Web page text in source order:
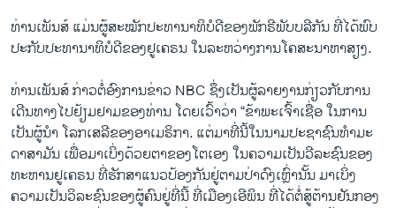
ທ່ານ​ເພັນ​ສ໌ ແມ່ນ​ຜູ້​ສະ​ໝັກ​ປະ​ທາ​ນາ​ທິບ​ໍ​ດີ​ຂອງ​ພັກ​ຣີ​ພັບ​ບ​ລີ​ກັນ ທີ່​ໄດ້​ພົບ​
ປະກັບ​ປະ​ທາ​ນາ​ທິ​ບໍ​ດີ​ຂອງ​ຢູ​ເຄ​ຣນ ໃນ​ລະ​ຫວ່າງ​ການ​ໂຄ​ສະ​ນາ​ຫາ​ສຽງ.
ທ່ານ​ເພັນ​ສ໌ ກ່າວ​ຕໍ່​ອົງ​ການ​ຂ່າວ NBC ຊຶ່ງ​ເປັນ​ຜູ້​ລາຍ​ງານ​ກ່ຽວ​ກັບ​ການ​
ເດີນທາງ​ໄປ​ຢ້ຽມ​ຢາມ​ຂອງ​ທ່ານ ໂດຍ​ເວົ້າ​ວ່າ “ຂ້າ​ພະ​ເຈົ້າ​ເຊື່ອ​ ໃນ​ການ​
ເປັນ​ຜູ້​ນຳ ​ໂລກ​ເສ​ລີຂອງ​ອາ​ເມ​ຣິ​ກາ. ແຕ່​ມາ​ທີ່ນີ້​ໃນ​ນາມ​ປະ​ຊາ​ຊົນ​ທຳ​ມະ​
ດາ​ສາ​ມັນ ເພື່ອມາ​ເບິ່ງ​ດ້ວຍ​ຕາ​ຂອງ​ໂຕເອງ ໃນ​ຄວາມ​ເປ​ັນ​ວີ​ລະ​ຊົນ​ຂອງ​
ທະ​ຫານ​ຢູ​ເຄ​ຣນ ທີ່ຮັກ​ສາ​ແນວ​ປ້ອງ​ກັນ​ຢູ່​ຕາມ​ປ່າ​ດົງ​ເຫຼົ່າ​ນັ້ນ ມາ​ເບິ່ງ​
ຄວາມ​ເປັນ​ວິ​ລະ​ຊົນ​ຂອງ​ຜູ້ຄົນ​ຢູ່​ທີ່ນີ້ ທີ່​ເມືອງ​ເອີພິນ ທີ່​ໄດ້​ຕໍ່​ສູ້​ຕ້ານ​ຢັນ​ກອງ​